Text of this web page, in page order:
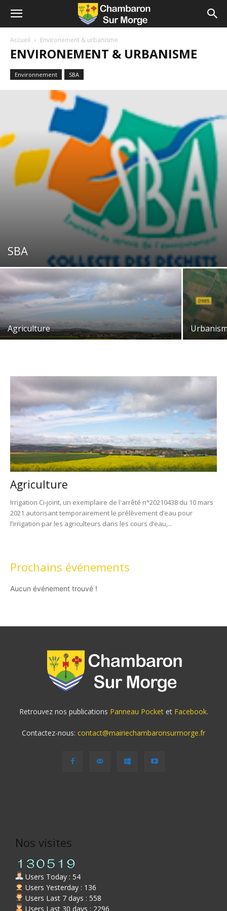
Accueil Environement & urbanisme
ENVIRONEMENT & URBANISME
Environnement SBA
SBA
Agriculture
Agriculture
Irrigation Ci-joint, un exemplaire de l'arrêté n°20210438 du 10 mars
2021 autorisant temporairement le prélèvement d’eau pour
l’irrigation par les agriculteurs dans les cours d’eau,...
Prochains événements
Aucun événement trouvé !
Retrouvez nos publications Panneau Pocketet Facebook.
Contactez-nous: contact@mairiechambaronsurmorge.fr
Nos visites
Users Today : 54
Users Yesterday : 136
Users Last 7 days : 558
Users Last 30 days : 2296